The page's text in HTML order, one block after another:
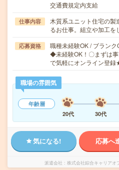
交通費規定内支給
仕事内容
木質系ユニット住宅の製
るお仕事。組立や加工
応募資格
職種未経験OK / ブラン
◆未経験OK！〇まずは
で気軽にオンライン登
職場の雰囲気
年齢層
20代
30代
気になる! 応募へ
派遣会社 株式会社綜合キャリアオ